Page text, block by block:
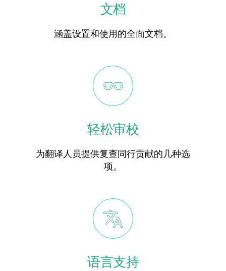
文档
涵盖设置和使用的全面文档。
轻松审校
为翻译人员提供复查同行贡献的几种选
项。
语言支持